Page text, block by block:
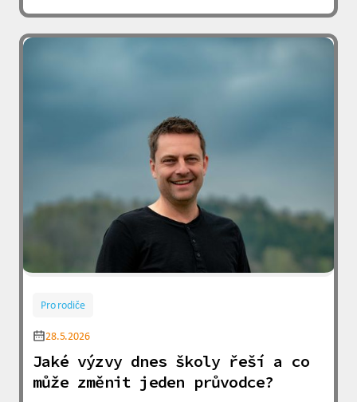
Pro rodiče
28.5.2026
Jaké výzvy dnes školy řeší a co
může změnit jeden průvodce?